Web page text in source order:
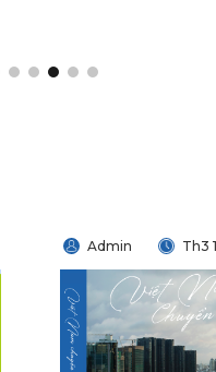
2 3 4 5 6
Admin Th3